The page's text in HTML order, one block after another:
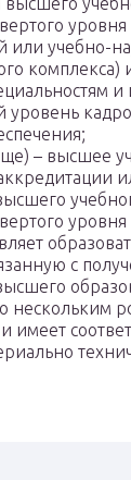
или учебно-
комплекса)
и
уровень
– высшее
с
нескольким
имеет